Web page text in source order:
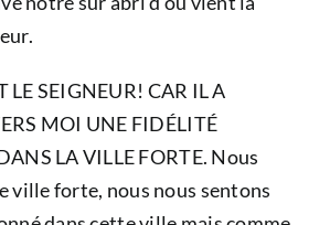
LE SEIGNEUR! CAR IL A
MOI UNE FIDÉLITÉ
LA VILLE FORTE. Nous
ville forte, nous nous sentons